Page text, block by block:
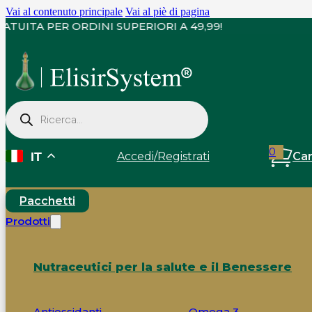
Vai al contenuto principale Vai al piè di pagina
GRATUITA PER ORDINI SUPERIORI A 49,99!
Ricerca
prodotti
IT Accedi/Registrati 0
Pacchetti
Prodotti
Nutraceutici per la salute e il Benessere